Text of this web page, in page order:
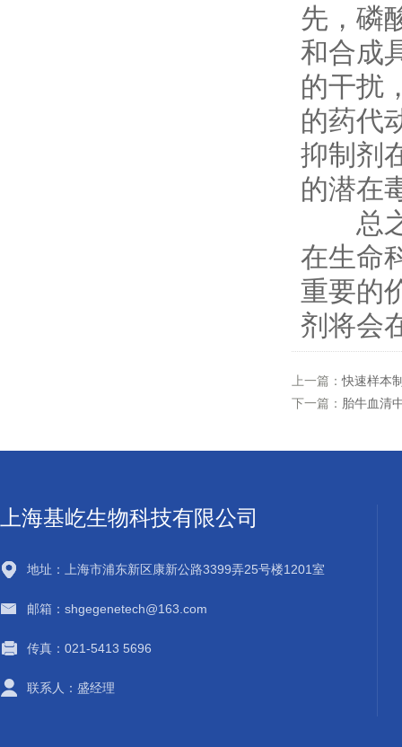
先，磷
和合成
的干扰
的药代
抑制剂
的潜在
总之
在生命
重要的
剂将会
上一篇：快速样本
下一篇： 胎牛血清
上海基屹生物科技有限公司
地址：上海市浦东新区康新公路3399弄25号楼1201室
邮箱：shgegenetech@163.com
传真：021-5413 5696
联系人：盛经理